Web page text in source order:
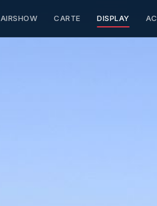
AIRSHOW CARTE DISPLAY